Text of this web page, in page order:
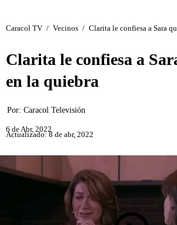
Caracol TV / Vecinos / Clarita le confiesa a Sara
Clarita le confiesa a
en la quiebra
Por: Caracol Televisión
6 de Abr, 2022
Actualizado: 8 de abr, 2022